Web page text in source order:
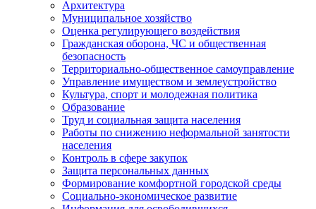
Архитектура
Муниципальное хозяйство
Оценка регулирующего воздействия
Гражданская оборона, ЧС и общественная
безопасность
Территориально-общественное самоуправление
Управление имуществом и землеустройство
Культура, спорт и молодежная политика
Образование
Труд и социальная защита населения
Работы по снижению неформальной занятости
населения
Контроль в сфере закупок
Защита персональных данных
Формирование комфортной городской среды
Социально-экономическое развитие